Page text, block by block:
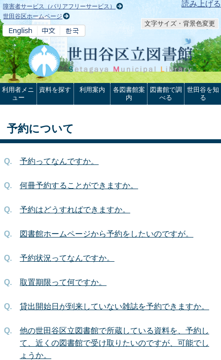
本文へ 読み上げる
障害者サービス（バリアフリーサービス）
世田谷区ホームページ
文字サイズ・背景色変更
利用者メニ
ュー
資料を探す 利用案内
各図書館案
内
図書館で調
べる
世田谷を知
る
予約について
予約ってなんですか。
何冊予約することができますか。
予約はどうすればできますか。
図書館ホームページから予約をしたいのですが。
予約状況ってなんですか。
取置期限って何ですか。
貸出開始日が到来していない雑誌を予約できますか。
他の世田谷区立図書館で所蔵している資料を、予約し
て、近くの図書館で受け取りたいのですが、可能でし
ょうか。